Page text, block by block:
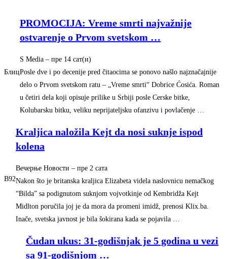
Блиц
PROMOCIJA: Vreme smrti najvažnije
ostvarenje o Prvom svetskom …
S Media – ‎пре 14 сат(и)‎
Posle dve i po decenije pred čitaocima se ponovo našlo najznačajnije
delo o Prvom svetskom ratu – „Vreme smrti“ Dobrice Ćosića. Roman
u četiri dela koji opisuje prilike u Srbiji posle Cerske bitke,
Kolubarsku bitku, veliku neprijateljsku ofanzivu i povlačenje …
B92
Kraljica naložila Kejt da nosi suknje ispod
kolena
Вечерње Новости – ‎пре 2 сата‎
Nakon što je britanska kraljica Elizabeta videla naslovnicu nemačkog
“Bilda” sa podignutom suknjom vojvotkinje od Kembridža Kejt
Midlton poručila joj je da mora da promeni imidž, prenosi Klix.ba.
Inače, svetska javnost je bila šokirana kada se pojavila …
Čudan ukus: 31-godišnjak je 5 godina u vezi
sa 91-godišnjom …